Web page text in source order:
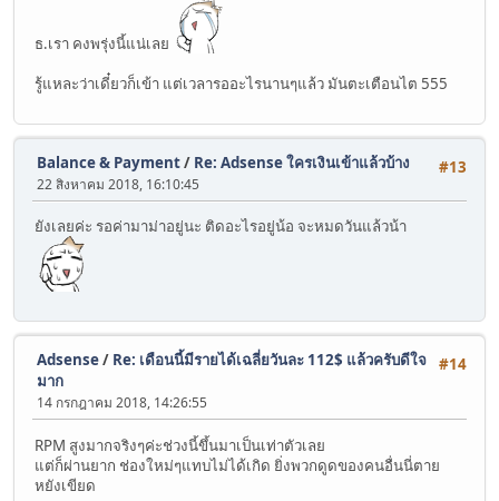
ธ.เรา คงพรุ่งนี้แน่เลย
รู้แหละว่าเดี๋ยวก็เข้า แต่เวลารออะไรนานๆแล้ว มันตะเตือนไต 555
#13
Balance & Payment/ Re: Adsense ใครเงินเข้าแล้วบ้าง
22 สิงหาคม 2018, 16:10:45
ยังเลยค่ะ รอค่ามาม่าอยู่นะ ติดอะไรอยู่น้อ จะหมดวันแล้วน้า
#14
Adsense/ Re: เดือนนี้มีรายได้เฉลี่ยวันละ 112$ แล้วครับดีใจ
มาก
14 กรกฎาคม 2018, 14:26:55
RPM สูงมากจริงๆค่ะช่วงนี้ขึ้นมาเป็นเท่าตัวเลย
แต่ก็ผ่านยาก ช่องใหม่ๆแทบไม่ได้เกิด ยิ่งพวกดูดของคนอื่นนี่ตาย
หยังเขียด